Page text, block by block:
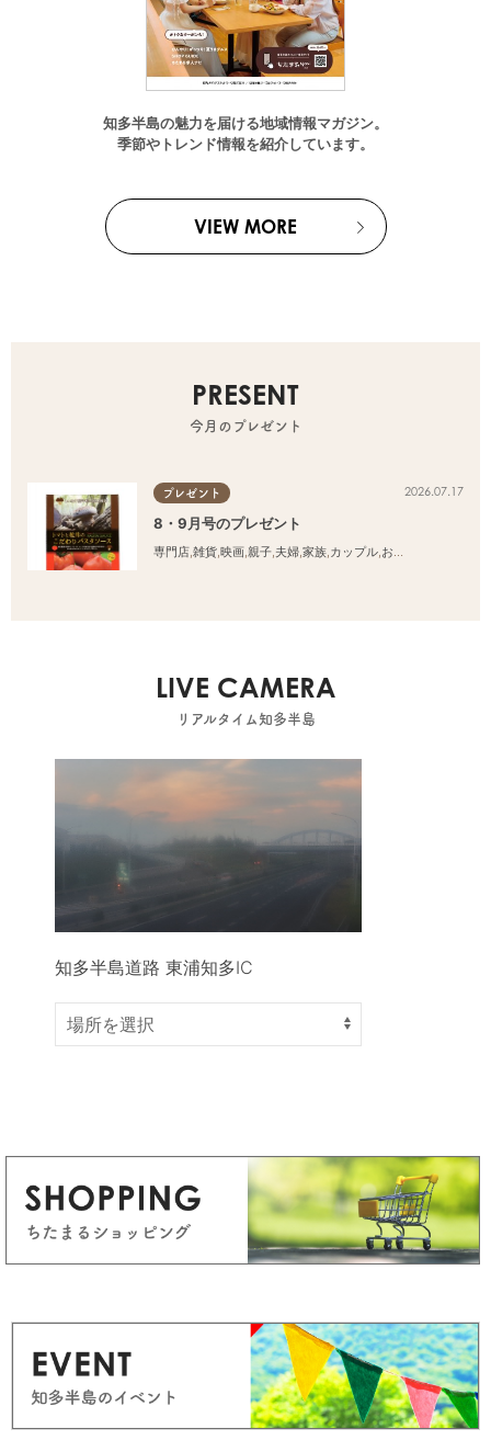
知多半島の魅力を届ける地域情報マガジン。
季節やトレンド情報を紹介しています。
VIEW MORE
PRESENT
今月のプレゼント
プレゼント 2026.07.17
8・9月号のプレゼント
専門店,雑貨,映画,親子,夫婦,家族,カップル,おひとりさま
LIVE CAMERA
リアルタイム知多半島
知多半島道路 東浦知多IC